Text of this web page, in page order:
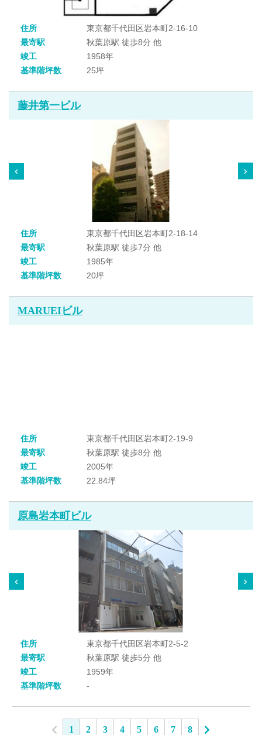
住所
東京都千代田区岩本町2-16-10
最寄駅
秋葉原駅 徒歩8分 他
竣工
1958年
基準階坪数
25坪
藤井第一ビル
住所
東京都千代田区岩本町2-18-14
最寄駅
秋葉原駅 徒歩7分 他
竣工
1985年
基準階坪数
20坪
MARUEIビル
住所
東京都千代田区岩本町2-19-9
最寄駅
秋葉原駅 徒歩8分 他
竣工
2005年
基準階坪数
22.84坪
原島岩本町ビル
住所
東京都千代田区岩本町2-5-2
最寄駅
秋葉原駅 徒歩5分 他
竣工
1959年
基準階坪数
-
1 2 3 4 5 6 7 8